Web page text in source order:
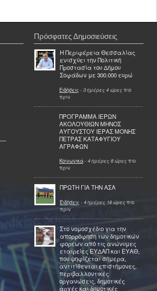
Πρόσφατες Δημοσιεύσεις
Η Περιφέρεια Θεσσαλίας
ενισχύει την Πολιτική
Προστασία του Δήμου
Σοφάδων με 300.000 ευρώ
Ειδήσεις - 3 ημέρες 4 ώρες πιο
πριν
ΠΡΟΓΡΑΜΜΑ ΙΕΡΩΝ
ΑΚΟΛΟΥΘΙΩΝ ΜΗΝΟΣ
ΑΥΓΟΥΣΤΟΥ ΙΕΡΑΣ ΜΟΝΗΣ
ΠΕΤΡΑΣ ΚΑΤΑΦΥΓΙΟΥ
ΑΓΡΑΦΩΝ
Κοινωνικά - 4 ημέρες 8 ώρες πιο
πριν
ΠΡΩΤΗ ΓΙΑ ΤΗΝ ΑΣΑ
Ειδήσεις - 4 ημέρες 18 ώρες πιο
πριν
Στο νομοσχέδιο για την
απορρόφηση των δημοτικών
φορέων από τις ανώνυμες
εταιρείες ΕΥΔΑΠ και ΕΥΑΘ,
που ψηφίζεται σήμερα,
αντιτίθενται επιστήμονες,
περιβαλλοντικές
οργανώσεις, δημοτικές
αρχές και δημοτικές